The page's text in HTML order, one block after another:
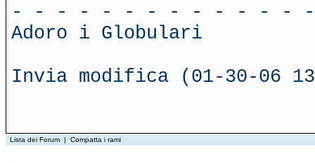
- - - - - - - - - - - - -
Adoro i Globulari
Invia modifica (01-30-06
Lista dei Forum | Compatta i rami